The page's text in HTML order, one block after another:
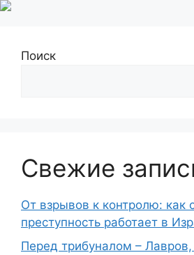
Поиск
Свежие
От взрывов к контролю: как
преступность работает в
Перед трибуналом –